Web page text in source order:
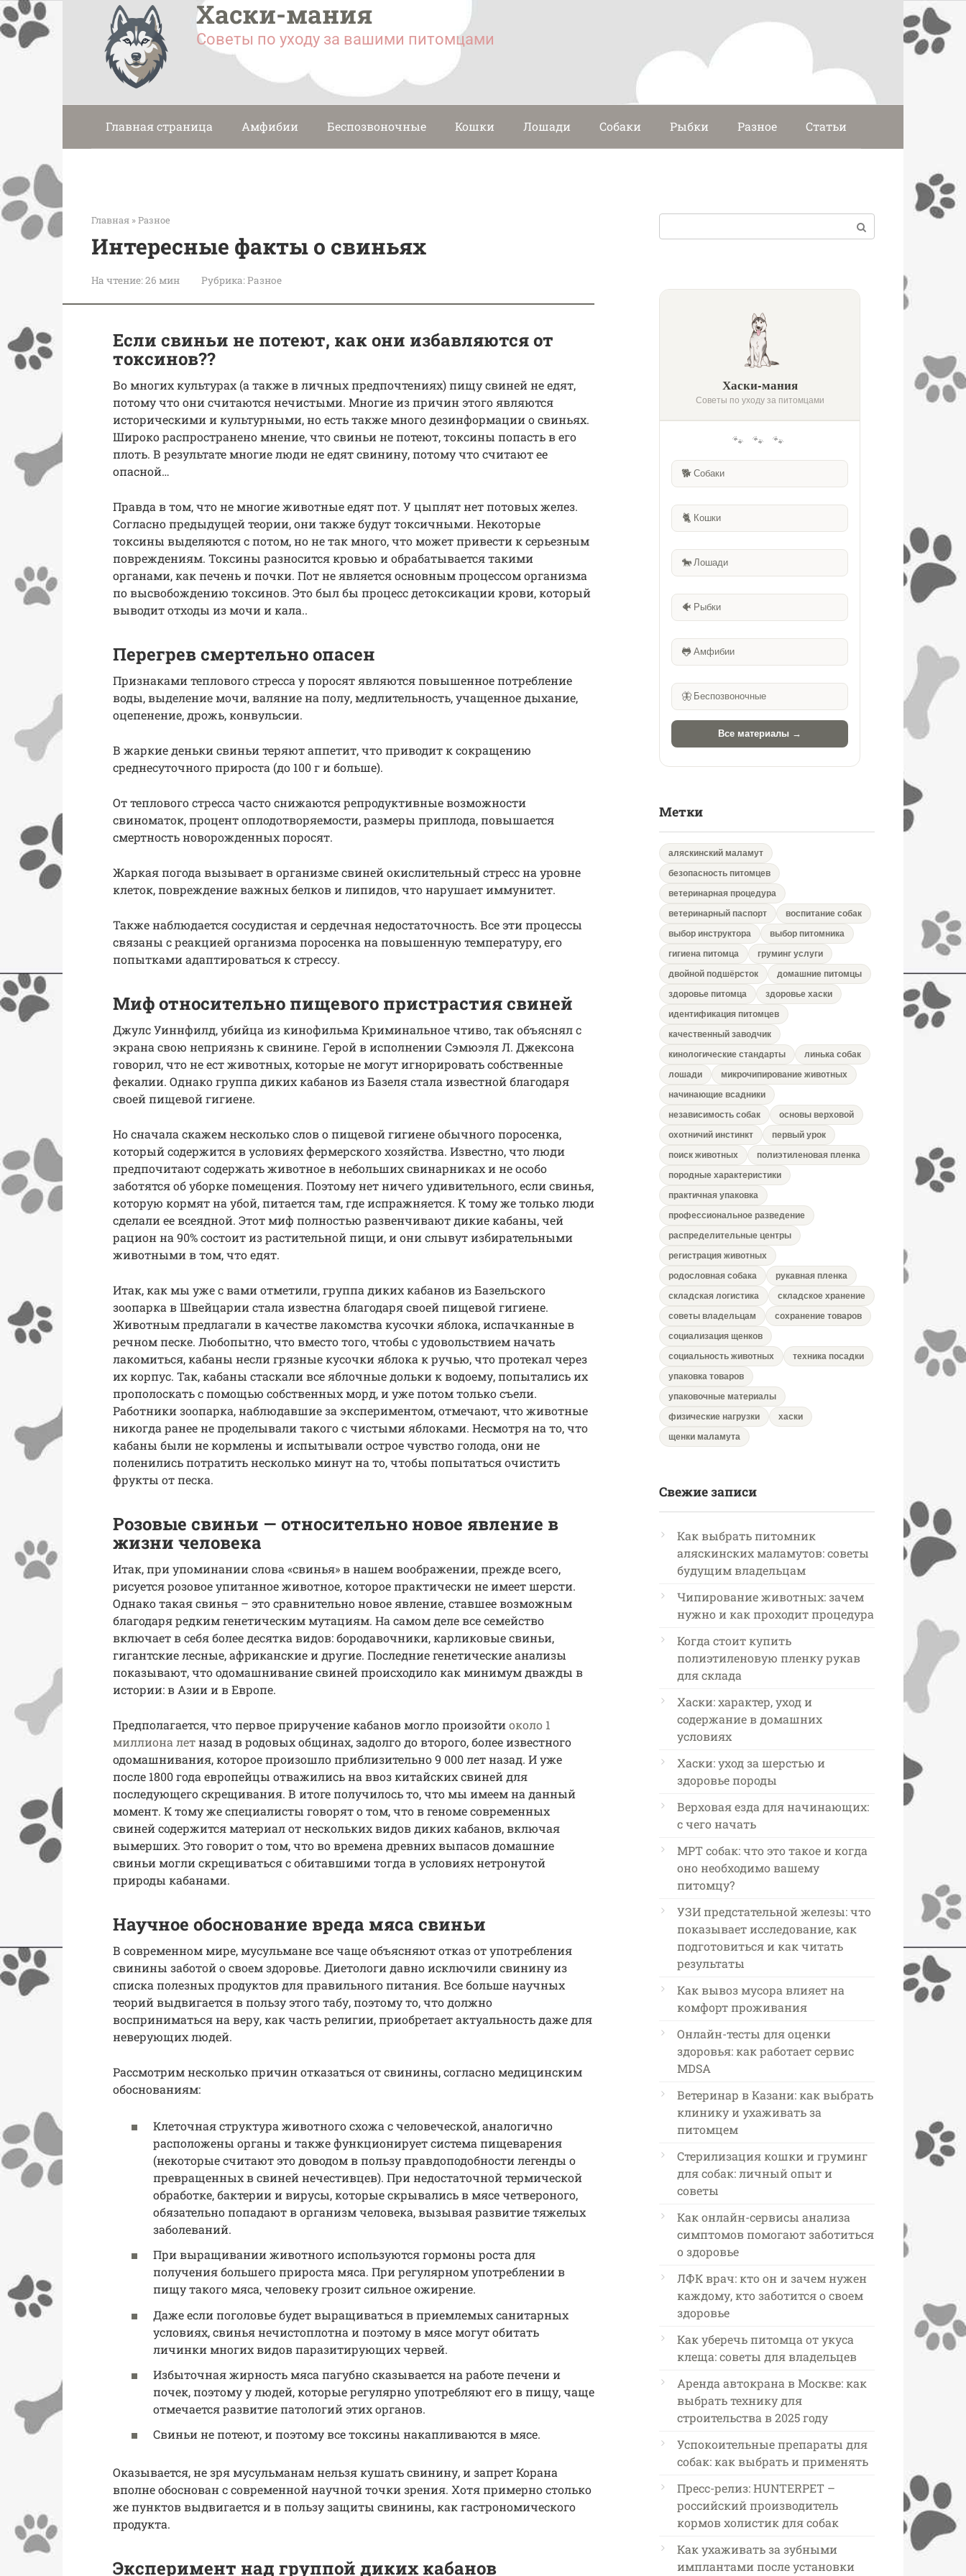
Перейти
к
контенту
Хаски-мания
Советы по уходу за вашими питомцами
Главная страница Амфибии Беспозвоночные Кошки Лошади Собаки Рыбки Разное Статьи
Главная »Разное
Интересные факты о свиньях
На чтение:26 мин Рубрика:Разное
Если свиньи не потеют, как они избавляются от
токсинов??
Во многих культурах (а также в личных предпочтениях) пищу свиней не едят,
потому что они считаются нечистыми. Многие из причин этого являются
историческими и культурными, но есть также много дезинформации о свиньях.
Широко распространено мнение, что свиньи не потеют, токсины попасть в его
плоть. В результате многие люди не едят свинину, потому что считают ее
опасной…
Правда в том, что не многие животные едят пот. У цыплят нет потовых желез.
Согласно предыдущей теории, они также будут токсичными. Некоторые
токсины выделяются с потом, но не так много, что может привести к серьезным
повреждениям. Токсины разносится кровью и обрабатывается такими
органами, как печень и почки. Пот не является основным процессом организма
по высвобождению токсинов. Это был бы процесс детоксикации крови, который
выводит отходы из мочи и кала..
Перегрев смертельно опасен
Признаками теплового стресса у поросят являются повышенное потребление
воды, выделение мочи, валяние на полу, медлительность, учащенное дыхание,
оцепенение, дрожь, конвульсии.
В жаркие деньки свиньи теряют аппетит, что приводит к сокращению
среднесуточного прироста (до 100 г и больше).
От теплового стресса часто снижаются репродуктивные возможности
свиноматок, процент оплодотворяемости, размеры приплода, повышается
смертность новорожденных поросят.
Жаркая погода вызывает в организме свиней окислительный стресс на уровне
клеток, повреждение важных белков и липидов, что нарушает иммунитет.
Также наблюдается сосудистая и сердечная недостаточность. Все эти процессы
связаны с реакцией организма поросенка на повышенную температуру, его
попытками адаптироваться к стрессу.
Миф относительно пищевого пристрастия свиней
Джулс Уиннфилд, убийца из кинофильма Криминальное чтиво, так объяснял с
экрана свою неприязнь к свинине. Герой в исполнении Сэмюэля Л. Джексона
говорил, что не ест животных, которые не могут игнорировать собственные
фекалии. Однако группа диких кабанов из Базеля стала известной благодаря
своей пищевой гигиене.
Но сначала скажем несколько слов о пищевой гигиене обычного поросенка,
который содержится в условиях фермерского хозяйства. Известно, что люди
предпочитают содержать животное в небольших свинарниках и не особо
заботятся об уборке помещения. Поэтому нет ничего удивительного, если свинья,
которую кормят на убой, питается там, где испражняется. К тому же только люди
сделали ее всеядной. Этот миф полностью развенчивают дикие кабаны, чей
рацион на 90% состоит из растительной пищи, и они слывут избирательными
животными в том, что едят.
Итак, как мы уже с вами отметили, группа диких кабанов из Базельского
зоопарка в Швейцарии стала известна благодаря своей пищевой гигиене.
Животным предлагали в качестве лакомства кусочки яблока, испачканные в
речном песке. Любопытно, что вместо того, чтобы с удовольствием начать
лакомиться, кабаны несли грязные кусочки яблока к ручью, что протекал через
их корпус. Так, кабаны стаскали все яблочные дольки к водоему, попытались их
прополоскать с помощью собственных морд, и уже потом только съели.
Работники зоопарка, наблюдавшие за экспериментом, отмечают, что животные
никогда ранее не проделывали такого с чистыми яблоками. Несмотря на то, что
кабаны были не кормлены и испытывали острое чувство голода, они не
поленились потратить несколько минут на то, чтобы попытаться очистить
фрукты от песка.
Розовые свиньи — относительно новое явление в
жизни человека
Итак, при упоминании слова «свинья» в нашем воображении, прежде всего,
рисуется розовое упитанное животное, которое практически не имеет шерсти.
Однако такая свинья – это сравнительно новое явление, ставшее возможным
благодаря редким генетическим мутациям. На самом деле все семейство
включает в себя более десятка видов: бородавочники, карликовые свиньи,
гигантские лесные, африканские и другие. Последние генетические анализы
показывают, что одомашнивание свиней происходило как минимум дважды в
истории: в Азии и в Европе.
Предполагается, что первое приручение кабанов могло произойти около 1
миллиона летназад в родовых общинах, задолго до второго, более известного
одомашнивания, которое произошло приблизительно 9 000 лет назад. И уже
после 1800 года европейцы отважились на ввоз китайских свиней для
последующего скрещивания. В итоге получилось то, что мы имеем на данный
момент. К тому же специалисты говорят о том, что в геноме современных
свиней содержится материал от нескольких видов диких кабанов, включая
вымерших. Это говорит о том, что во времена древних выпасов домашние
свиньи могли скрещиваться с обитавшими тогда в условиях нетронутой
природы кабанами.
Научное обоснование вреда мяса свиньи
В современном мире, мусульмане все чаще объясняют отказ от употребления
свинины заботой о своем здоровье. Диетологи давно исключили свинину из
списка полезных продуктов для правильного питания. Все больше научных
теорий выдвигается в пользу этого табу, поэтому то, что должно
восприниматься на веру, как часть религии, приобретает актуальность даже для
неверующих людей.
Рассмотрим несколько причин отказаться от свинины, согласно медицинским
обоснованиям:
Клеточная структура животного схожа с человеческой, аналогично
расположены органы и также функционирует система пищеварения
(некоторые считают это доводом в пользу правдоподобности легенды о
превращенных в свиней нечестивцев). При недостаточной термической
обработке, бактерии и вирусы, которые скрывались в мясе четвероного,
обязательно попадают в организм человека, вызывая развитие тяжелых
заболеваний.
При выращивании животного используются гормоны роста для
получения большего прироста мяса. При регулярном употреблении в
пищу такого мяса, человеку грозит сильное ожирение.
Даже если поголовье будет выращиваться в приемлемых санитарных
условиях, свинья нечистоплотна и поэтому в мясе могут обитать
личинки многих видов паразитирующих червей.
Избыточная жирность мяса пагубно сказывается на работе печени и
почек, поэтому у людей, которые регулярно употребляют его в пищу, чаще
отмечается развитие патологий этих органов.
Свиньи не потеют, и поэтому все токсины накапливаются в мясе.
Оказывается, не зря мусульманам нельзя кушать свинину, и запрет Корана
вполне обоснован с современной научной точки зрения. Хотя примерно столько
же пунктов выдвигается и в пользу защиты свинины, как гастрономического
продукта.
Эксперимент над группой диких кабанов
Хаски-мания
Советы по уходу за питомцами
🐾 🐾 🐾
🐕 Собаки
🐈 Кошки
🐎 Лошади
🐠 Рыбки
🐸 Амфибии
🦋 Беспозвоночные
Все материалы →
Метки
аляскинский маламут
безопасность питомцев
ветеринарная процедура
ветеринарный паспорт
воспитание собак
выбор инструктора
выбор питомника
гигиена питомца
груминг услуги
двойной подшёрсток
домашние питомцы
здоровье питомца
здоровье хаски
идентификация питомцев
качественный заводчик
кинологические стандарты
линька собак
лошади
микрочипирование животных
начинающие всадники
независимость собак
основы верховой
охотничий инстинкт
первый урок
поиск животных
полиэтиленовая пленка
породные характеристики
практичная упаковка
профессиональное разведение
распределительные центры
регистрация животных
родословная собака
рукавная пленка
складская логистика
складское хранение
советы владельцам
сохранение товаров
социализация щенков
социальность животных
техника посадки
упаковка товаров
упаковочные материалы
физические нагрузки
хаски
щенки маламута
Свежие записи
Как выбрать питомник
аляскинских маламутов: советы
будущим владельцам
Чипирование животных: зачем
нужно и как проходит процедура
Когда стоит купить
полиэтиленовую пленку рукав
для склада
Хаски: характер, уход и
содержание в домашних
условиях
Хаски: уход за шерстью и
здоровье породы
Верховая езда для начинающих:
с чего начать
МРТ собак: что это такое и когда
оно необходимо вашему
питомцу?
УЗИ предстательной железы: что
показывает исследование, как
подготовиться и как читать
результаты
Как вывоз мусора влияет на
комфорт проживания
Онлайн-тесты для оценки
здоровья: как работает сервис
MDSA
Ветеринар в Казани: как выбрать
клинику и ухаживать за
питомцем
Стерилизация кошки и груминг
для собак: личный опыт и
советы
Как онлайн-сервисы анализа
симптомов помогают заботиться
о здоровье
ЛФК врач: кто он и зачем нужен
каждому, кто заботится о своем
здоровье
Как уберечь питомца от укуса
клеща: советы для владельцев
Аренда автокрана в Москве: как
выбрать технику для
строительства в 2025 году
Успокоительные препараты для
собак: как выбрать и применять
Пресс-релиз: HUNTERPET –
российский производитель
кормов холистик для собак
Как ухаживать за зубными
имплантами после установки